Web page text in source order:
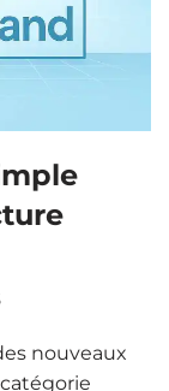
nouveaux